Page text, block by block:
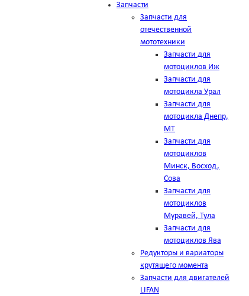
Запчасти
Запчасти для
отечественной
мототехники
Запчасти для
мотоциклов Иж
Запчасти для
мотоцикла Урал
Запчасти для
мотоцикла Днепр,
МТ
Запчасти для
мотоциклов
Минск, Восход,
Сова
Запчасти для
мотоциклов
Муравей, Тула
Запчасти для
мотоциклов Ява
Редукторы и вариаторы
крутящего момента
Запчасти для двигателей
LIFAN